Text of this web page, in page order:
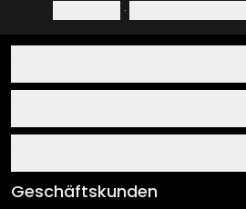
·
Über uns
Klebe- und Montageanleitungen
AGB
Geschäftskunden